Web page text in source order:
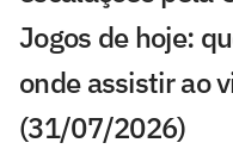
Jogos de hoje:
onde assistir ao
(31/07/2026)